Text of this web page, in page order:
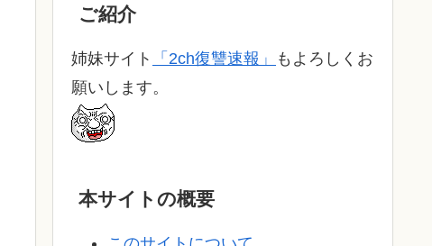
ご紹介
姉妹サイト 「2ch復讐速報」
もよろしくお
願いします。
本サイトの概要